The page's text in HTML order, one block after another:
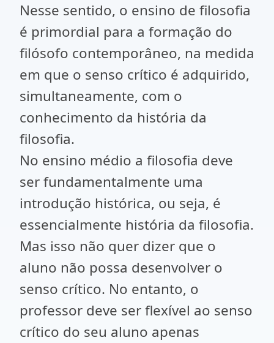
Nesse sentido, o ensino de filosofia
é primordial para a formação do
filósofo contemporâneo, na medida
em que o senso crítico é adquirido,
simultaneamente, com o
conhecimento da história da
filosofia.
No ensino médio a filosofia deve
ser fundamentalmente uma
introdução histórica, ou seja, é
essencialmente história da filosofia.
Mas isso não quer dizer que o
aluno não possa desenvolver o
senso crítico. No entanto, o
professor deve ser flexível ao senso
crítico do seu aluno apenas